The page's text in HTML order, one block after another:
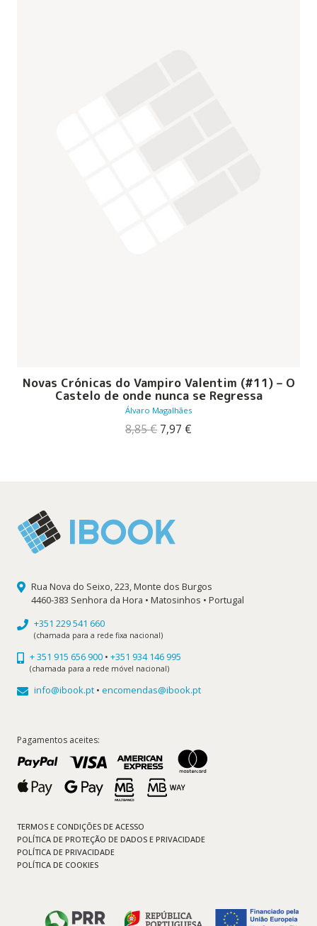
Novas Crónicas do Vampiro Valentim (#11) – O
Castelo de onde nunca se Regressa
Álvaro Magalhães
8,85€ O
7,97 €
Rua Nova do Seixo, 223, Monte dos Burgos
4460-383 Senhora da Hora • Matosinhos • Portugal
+351 229 541 660
(chamada para a rede fixa nacional)
+ 351 915 656 900 • +351 934 146 995
(chamada para a rede móvel nacional)
info@ibook.pt • encomendas@ibook.pt
Pagamentos aceites:
TERMOS E CONDIÇÕES DE ACESSO
POLÍTICA DE PROTEÇÃO DE DADOS E PRIVACIDADE
POLÍTICA DE PRIVACIDADE
POLÍTICA DE COOKIES